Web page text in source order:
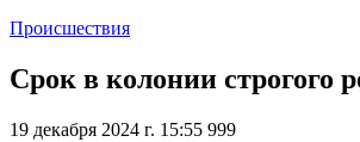
Происшествия
Срок в колонии строгого
19 декабря 2024 г. 15:55 999